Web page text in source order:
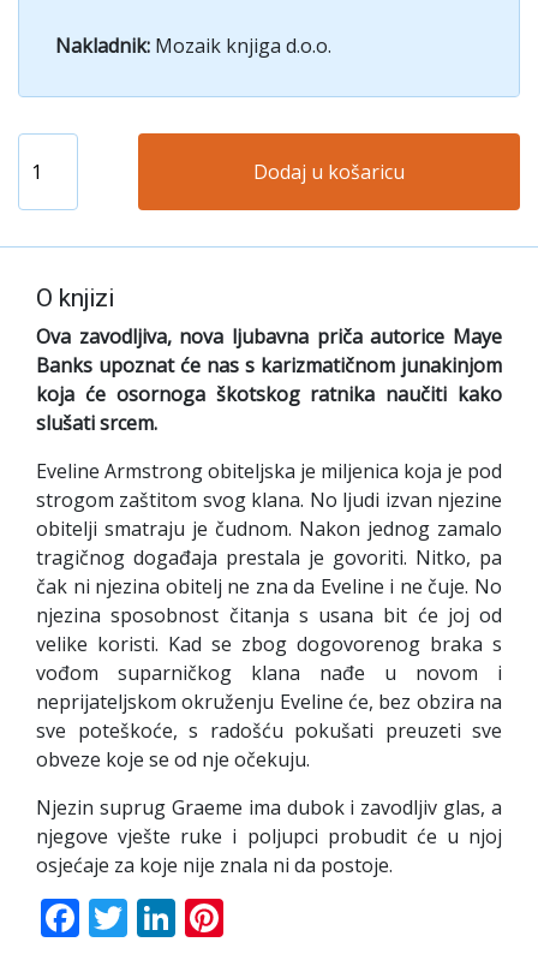
Nakladnik: Mozaik knjiga d.o.o.
Dodaj u košaricu
O knjizi
Ova zavodljiva, nova ljubavna priča autorice Maye
Banks upoznat će nas s karizmatičnom junakinjom
koja će osornoga škotskog ratnika naučiti kako
slušati srcem.
Eveline Armstrong obiteljska je miljenica koja je pod
strogom zaštitom svog klana. No ljudi izvan njezine
obitelji smatraju je čudnom. Nakon jednog zamalo
tragičnog događaja prestala je govoriti. Nitko, pa
čak ni njezina obitelj ne zna da Eveline i ne čuje. No
njezina sposobnost čitanja s usana bit će joj od
velike koristi. Kad se zbog dogovorenog braka s
vođom suparničkog klana nađe u novom i
neprijateljskom okruženju Eveline će, bez obzira na
sve poteškoće, s radošću pokušati preuzeti sve
obveze koje se od nje očekuju.
Njezin suprug Graeme ima dubok i zavodljiv glas, a
njegove vješte ruke i poljupci probudit će u njoj
osjećaje za koje nije znala ni da postoje.
Facebook
TwitterLinkedIn